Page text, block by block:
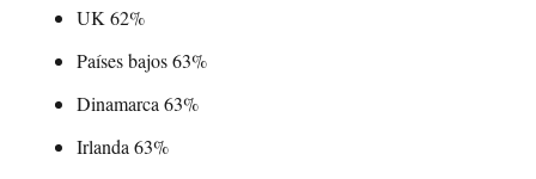
UK 62%
Países bajos 63%
Dinamarca 63%
Irlanda 63%